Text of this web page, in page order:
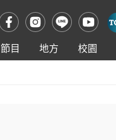
節目 地方
校園